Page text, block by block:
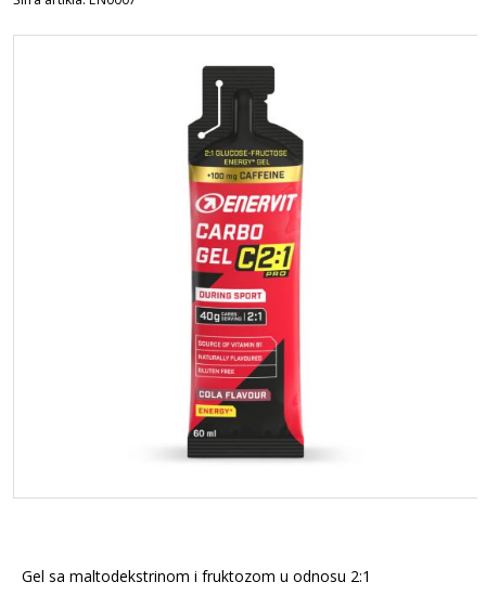
Gel sa maltodekstrinom i fruktozom u odnosu 2:1